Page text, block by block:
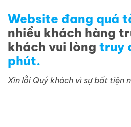
Website đang quá
nhiều khách hàng
khách vui lòng truy
phút.
Xin lỗi Quý khách vì sự bất tiện